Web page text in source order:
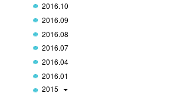
2016.10
2016.09
2016.08
2016.07
2016.04
2016.01
2015